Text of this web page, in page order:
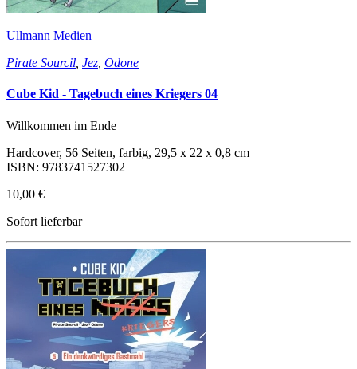
Ullmann Medien
Pirate Sourcil Jez Odone
Cube Kid - Tagebuch eines Kriegers 04
Willkommen im Ende
Hardcover, 56 Seiten, farbig, 29,5 x 22 x 0,8 cm
ISBN: 9783741527302
10,00 €
Sofort lieferbar